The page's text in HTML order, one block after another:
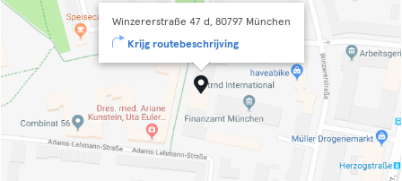
Winzererstraße 47 d, 80797 München
Krijg routebeschrijving